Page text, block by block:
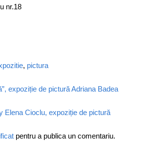
nr.18
, pictura
expoziție de pictură Adriana Badea
Elena Cioclu, expoziție de pictură
pentru a publica un comentariu.